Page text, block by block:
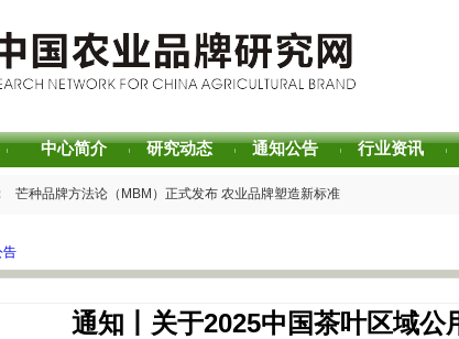
| 中心简介 | 研究动态 | 通知公告 | 行业资讯 |
| 芒种品牌方法论（MBM）正式发布 农业品牌塑造新标准
村振兴！“耕读中国·品牌强农”主题阅读活动在杭州圆满落幕
｜建构富有持久竞争力的中国品牌生态 创新具有独特整合力的中国品牌叙事
告
通知丨关于2025中国茶叶区域